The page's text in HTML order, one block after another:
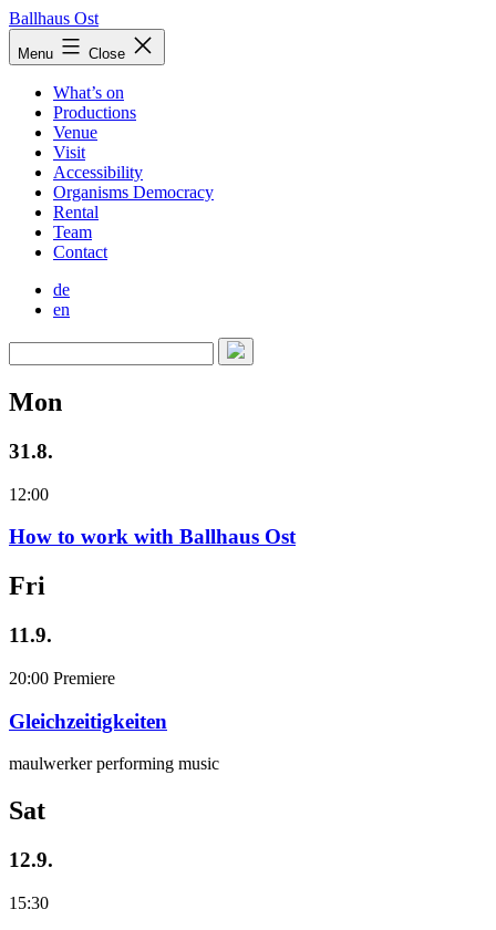
Skip
to
content
Ballhaus Ost
Ballhaus
Ost
Menu Close
What’s on
Productions
Venue
Visit
Accessibility
Organisms Democracy
Rental
Team
Contact
de
en
Mon
31.8.
12:00
How to work with Ballhaus Ost
Fri
11.9.
20:00 Premiere
Gleichzeitigkeiten
maulwerker performing music
Sat
12.9.
15:30